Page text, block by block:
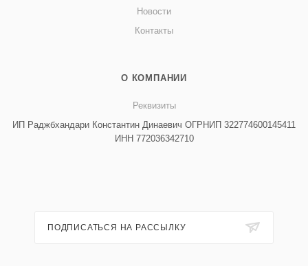
Новости
Контакты
О КОМПАНИИ
Реквизиты
ИП Раджбхандари Константин Динаевич ОГРНИП 322774600145411
ИНН 772036342710
ПОДПИСАТЬСЯ НА РАССЫЛКУ